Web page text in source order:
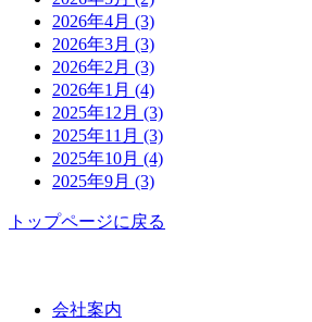
2026年4月 (3)
2026年3月 (3)
2026年2月 (3)
2026年1月 (4)
2025年12月 (3)
2025年11月 (3)
2025年10月 (4)
2025年9月 (3)
トップページに戻る
会社案内